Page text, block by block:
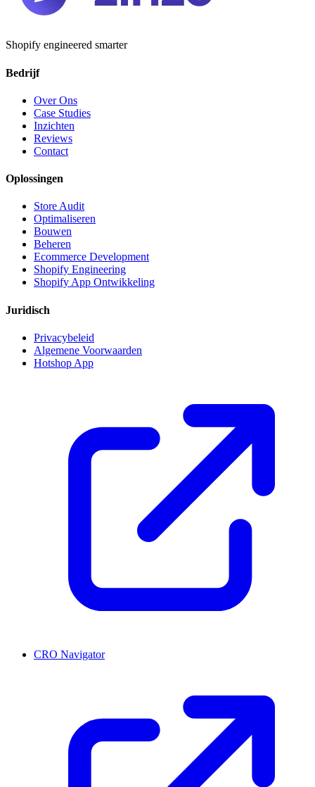
Shopify engineered smarter
Bedrijf
Over Ons
Case Studies
Inzichten
Reviews
Contact
Oplossingen
Store Audit
Optimaliseren
Bouwen
Beheren
Ecommerce Development
Shopify Engineering
Shopify App Ontwikkeling
Juridisch
Privacybeleid
Algemene Voorwaarden
Hotshop App
CRO Navigator